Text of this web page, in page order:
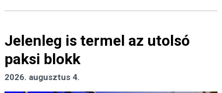
Jelenleg is termel az utolsó
paksi blokk
2026. augusztus 4.